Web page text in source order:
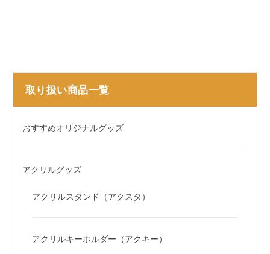
取り扱い商品一覧
おすすめオリジナルグッズ
アクリルグッズ
アクリルスタンド（アクスタ）
アクリルキーホルダー（アクキー）